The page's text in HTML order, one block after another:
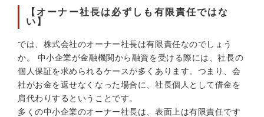
【オーナー社長は必ずしも有限責任ではな
い】
では、株式会社のオーナー社長は有限責任なのでしょう
か。 中小企業が金融機関から融資を受ける際には、社長の
個人保証を求められるケースが多くあります。つまり、会
社がお金を返せなくなった場合に、社長個人として借金を
肩代わりするということです。
多くの中小企業のオーナー社長は、表面上は有限責任です